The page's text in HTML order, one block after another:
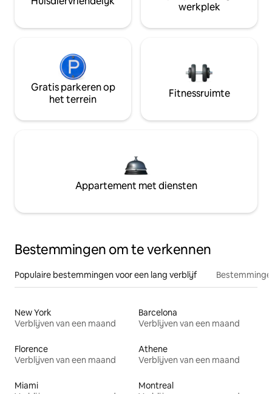
werkplek
Gratis parkeren op
het terrein
Fitnessruimte
Appartement met diensten
Bestemmingen om te verkennen
Populaire bestemmingen voor een lang verblijf
New York
Verblijven van een maand
Barcelona
Verblijven van een maand
Florence
Verblijven van een maand
Athene
Verblijven van een maand
Miami
Montreal